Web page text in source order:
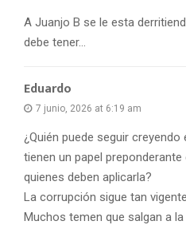
A Juanjo B se le esta
debe tener…
Eduardo
7 junio, 2026 at 6:19 am
¿Quién puede seguir
tienen un papel
quienes deben aplicarla?
La corrupción sigue tan
Muchos temen que salgan a